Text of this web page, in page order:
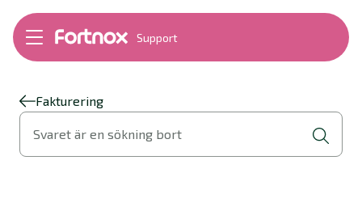
Support
Bokföring
Fakturering
Byt till Fortnox
Felsökning
Fakturering
Svaret är en sökning bort